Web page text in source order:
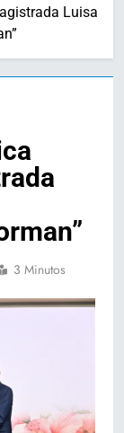
Luisa
3 Minutos